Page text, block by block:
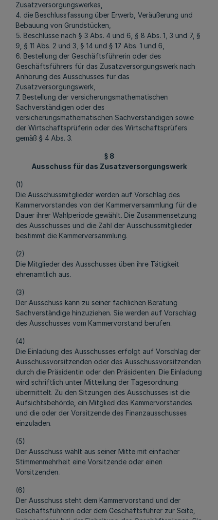
Zusatzversorgungswerkes,
4. die Beschlussfassung über Erwerb, Veräußerung und
Bebauung von Grundstücken,
5. Beschlüsse nach § 3 Abs. 4 und 6, § 8 Abs. 1, 3 und 7, §
9, § 11 Abs. 2 und 3, § 14 und § 17 Abs. 1 und 6,
6. Bestellung der Geschäftsführerin oder des
Geschäftsführers für das Zusatzversorgungswerk nach
Anhörung des Ausschusses für das
Zusatzversorgungswerk,
7. Bestellung der versicherungsmathematischen
Sachverständigen oder des
versicherungsmathematischen Sachverständigen sowie
der Wirtschaftsprüferin oder des Wirtschaftsprüfers
gemäß § 4 Abs. 3.
§ 8
Ausschuss für das Zusatzversorgungswerk
(1)
Die Ausschussmitglieder werden auf Vorschlag des
Kammervorstandes von der Kammerversammlung für die
Dauer ihrer Wahlperiode gewählt. Die Zusammensetzung
des Ausschusses und die Zahl der Ausschussmitglieder
bestimmt die Kammerversammlung.
(2)
Die Mitglieder des Ausschusses üben ihre Tätigkeit
ehrenamtlich aus.
(3)
Der Ausschuss kann zu seiner fachlichen Beratung
Sachverständige hinzuziehen. Sie werden auf Vorschlag
des Ausschusses vom Kammervorstand berufen.
(4)
Die Einladung des Ausschusses erfolgt auf Vorschlag der
Ausschussvorsitzenden oder des Ausschussvorsitzenden
durch die Präsidentin oder den Präsidenten. Die Einladung
wird schriftlich unter Mitteilung der Tagesordnung
übermittelt. Zu den Sitzungen des Ausschusses ist die
Aufsichtsbehörde, ein Mitglied des Kammervorstandes
und die oder der Vorsitzende des Finanzausschusses
einzuladen.
(5)
Der Ausschuss wählt aus seiner Mitte mit einfacher
Stimmenmehrheit eine Vorsitzende oder einen
Vorsitzenden.
(6)
Der Ausschuss steht dem Kammervorstand und der
Geschäftsführerin oder dem Geschäftsführer zur Seite,